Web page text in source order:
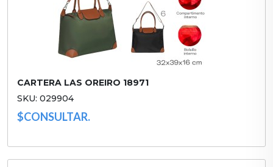
CARTERA LAS OREIRO 18971
SKU: 029904
$CONSULTAR.